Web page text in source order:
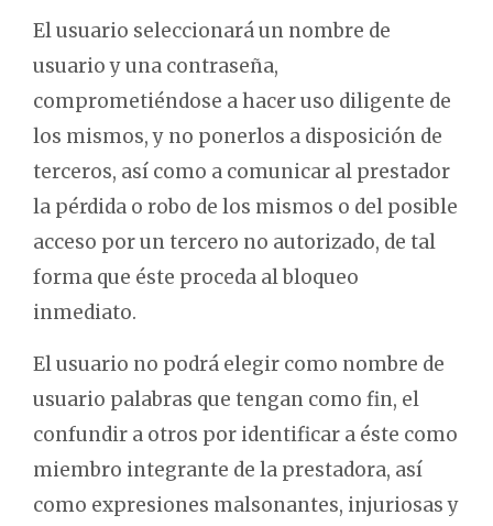
El usuario seleccionará un nombre de
usuario y una contraseña,
comprometiéndose a hacer uso diligente de
los mismos, y no ponerlos a disposición de
terceros, así como a comunicar al prestador
la pérdida o robo de los mismos o del posible
acceso por un tercero no autorizado, de tal
forma que éste proceda al bloqueo
inmediato.
El usuario no podrá elegir como nombre de
usuario palabras que tengan como fin, el
confundir a otros por identificar a éste como
miembro integrante de la prestadora, así
como expresiones malsonantes, injuriosas y